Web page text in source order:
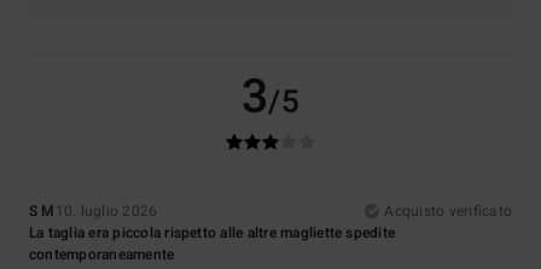
3/5
S M 10. luglio 2026
Acquisto verificato
La taglia era piccola rispetto alle altre magliette spedite
contemporaneamente